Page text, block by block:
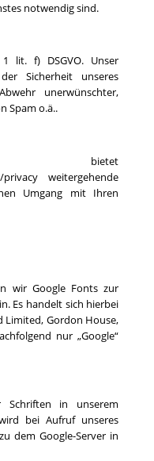
notwendig sind.
lit. f) DSGVO. Unser
Sicherheit unseres
unerwünschter,
Spam o.ä..
privacyweitergehende
Umgang mit Ihren
wir Google Fonts zur
Es handelt sich hierbei
Limited, Gordon House,
nur „Google“
Schriften in unserem
bei Aufruf unseres
dem Google-Server in